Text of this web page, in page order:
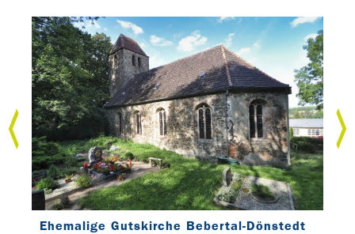
Ehemalige Gutskirche Bebertal-Dönstedt